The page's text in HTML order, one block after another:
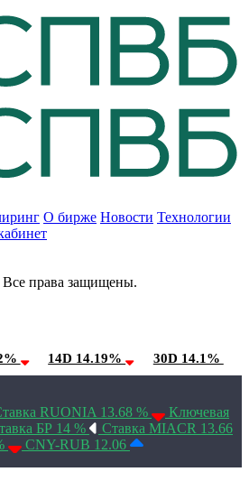
О бирже Новости Технологии
права защищены.
14D 14.19% 30D 14.1%
RUONIA 13.68 %
Ключевая
БР 14 %
Ставка MIACR 13.66
CNY-RUB 12.06